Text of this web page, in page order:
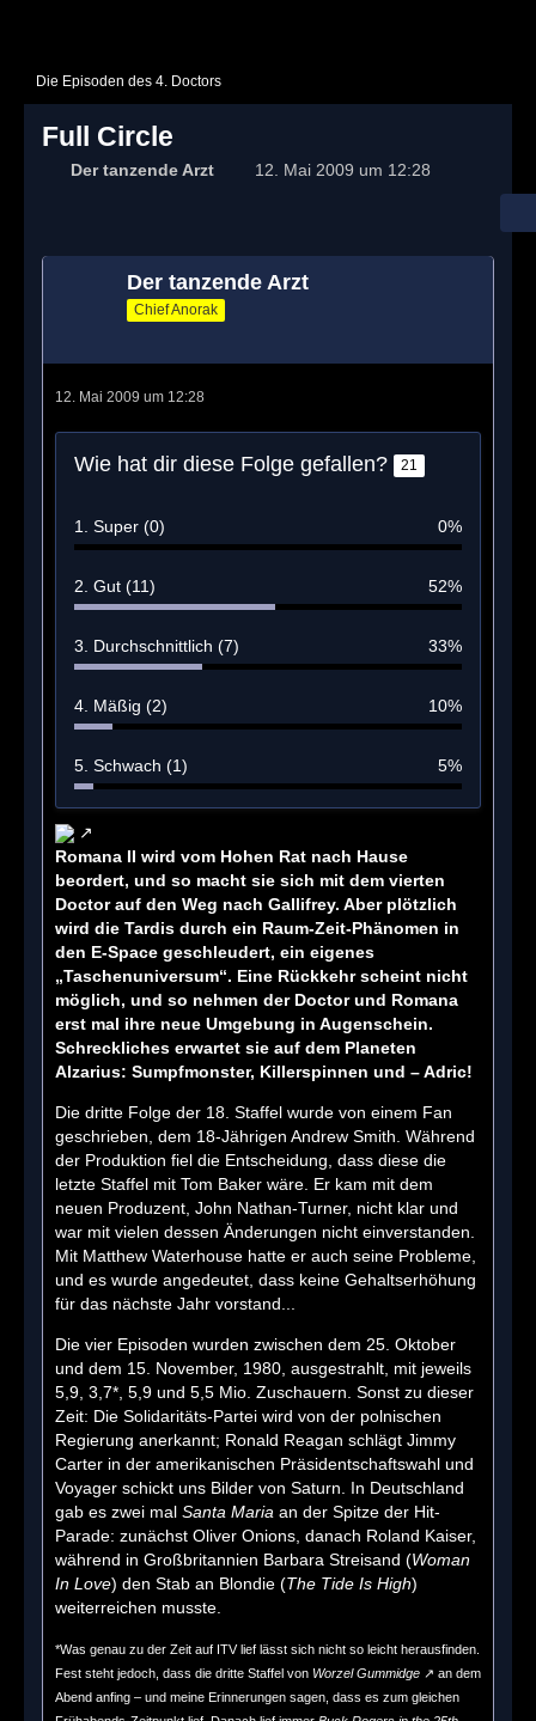
Die Episoden des 4. Doctors
Full Circle
Der tanzende Arzt 12. Mai 2009 um 12:28
Der tanzende Arzt
Chief Anorak
12. Mai 2009 um 12:28
Wie hat dir diese Folge gefallen? 21
1. Super (0) 0%
2. Gut (11) 52%
3. Durchschnittlich (7) 33%
4. Mäßig (2) 10%
5. Schwach (1) 5%
Romana II wird vom Hohen Rat nach Hause
beordert, und so macht sie sich mit dem vierten
Doctor auf den Weg nach Gallifrey. Aber plötzlich
wird die Tardis durch ein Raum-Zeit-Phänomen in
den E-Space geschleudert, ein eigenes
„Taschenuniversum“. Eine Rückkehr scheint nicht
möglich, und so nehmen der Doctor und Romana
erst mal ihre neue Umgebung in Augenschein.
Schreckliches erwartet sie auf dem Planeten
Alzarius: Sumpfmonster, Killerspinnen und – Adric!
Die dritte Folge der 18. Staffel wurde von einem Fan
geschrieben, dem 18-Jährigen Andrew Smith. Während
der Produktion fiel die Entscheidung, dass diese die
letzte Staffel mit Tom Baker wäre. Er kam mit dem
neuen Produzent, John Nathan-Turner, nicht klar und
war mit vielen dessen Änderungen nicht einverstanden.
Mit Matthew Waterhouse hatte er auch seine Probleme,
und es wurde angedeutet, dass keine Gehaltserhöhung
für das nächste Jahr vorstand...
Die vier Episoden wurden zwischen dem 25. Oktober
und dem 15. November, 1980, ausgestrahlt, mit jeweils
5,9, 3,7*, 5,9 und 5,5 Mio. Zuschauern. Sonst zu dieser
Zeit: Die Solidaritäts-Partei wird von der polnischen
Regierung anerkannt; Ronald Reagan schlägt Jimmy
Carter in der amerikanischen Präsidentschaftswahl und
Voyager schickt uns Bilder von Saturn. In Deutschland
gab es zwei mal Santa Maria an der Spitze der Hit-
Parade: zunächst Oliver Onions, danach Roland Kaiser,
während in Großbritannien Barbara Streisand (Woman
In Love) den Stab an Blondie (The Tide Is High)
weiterreichen musste.
*Was genau zu der Zeit auf ITV lief lässt sich nicht so leicht herausfinden.
Fest steht jedoch, dass die dritte Staffel von Worzel Gummidge
an dem
Abend anfing – und meine Erinnerungen sagen, dass es zum gleichen